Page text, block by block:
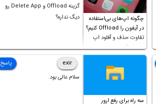
چگونه اپ‌های بی‌استفاده
در آیفون را Offload کنیم؟
تفاوت حذف و آفلود اپ
چیست؟
گزینه Offload و Delete App رو
دیگ نداره؟
سه راه برای رفع ارور
exir
سلام عالی بود.
پاسخ